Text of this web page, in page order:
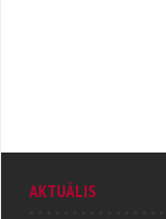
AKTUÁLIS